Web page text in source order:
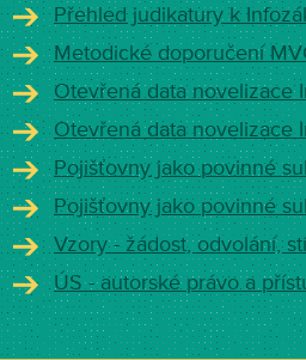
Přehled judikatury k
Metodické doporučení
Otevřená data novelizace
Otevřená data novelizace
Pojišťovny jako povinné
Pojišťovny jako povinné
Vzory - žádost, odvolání,
ÚS - autorské právo a